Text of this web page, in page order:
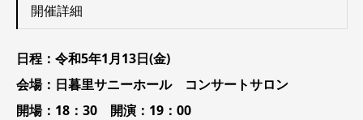
開催詳細
日程：令和5年1月13日(金)
会場：日暮里サニーホール コンサートサロン
開場：18：30 開演：19：00